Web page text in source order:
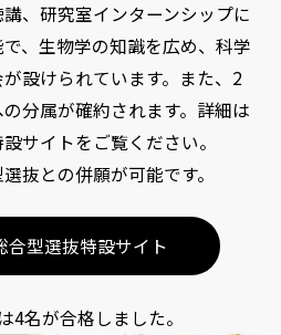
、研究室インターンシップに
、生物学の知識を広め、科学
設けられています。また、2
分属が確約されます。詳細は
サイトをご覧ください。
抜との併願が可能です。
合型選抜特設サイト
4名が合格しました。